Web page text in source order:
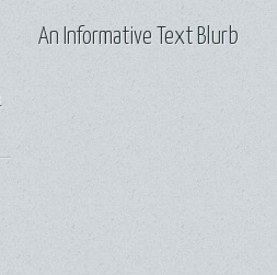
An Informative Text Blurb